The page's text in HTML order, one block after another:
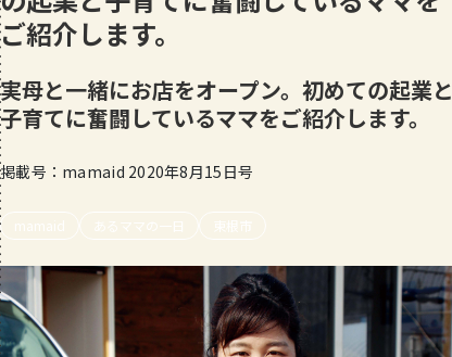
おすすめ！山形のそば【23選】地元民
の人気ランキング付！～日刊ヤマガタ
GOURMET
【お肉をやわらかくする方法10選】結
局何が効果的？～おすすめのお取り寄
TRIP
段数や所要時間をご紹介！
GOURMET
山形のおすすめパン屋さん【26選】地
元民が選ぶランキングBEST５付き！
_vol.1
ご紹介します。
実母と一緒にお店をオープン。初めての起業と
子育てに奮闘しているママをご紹介します。
掲載号：mamaid 2020年8月15日号
mamaid あるママの一日 東根市